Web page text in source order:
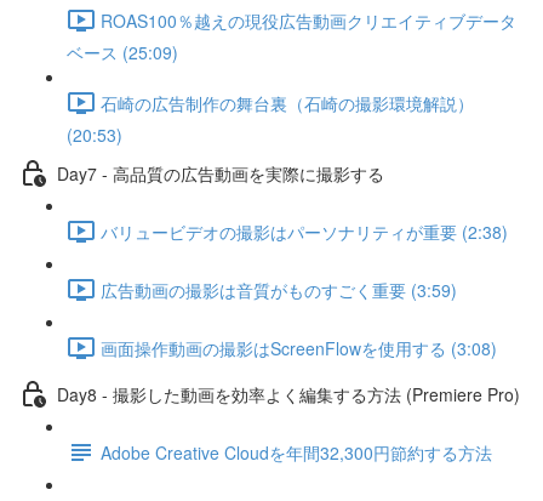
ROAS100％越えの現役広告動画クリエイティブデータ
ベース (25:09)
石崎の広告制作の舞台裏（石崎の撮影環境解説）
(20:53)
Day7 - 高品質の広告動画を実際に撮影する
バリュービデオの撮影はパーソナリティが重要 (2:38)
広告動画の撮影は音質がものすごく重要 (3:59)
画面操作動画の撮影はScreenFlowを使用する (3:08)
Day8 - 撮影した動画を効率よく編集する方法 (Premiere Pro)
Adobe Creative Cloudを年間32,300円節約する方法